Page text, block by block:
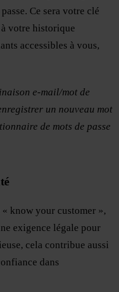
Ce sera votre clé
votre historique
accessibles à vous,
e-mail/mot de
un nouveau mot
de mots de passe
« know your customer »,
exigence légale pour
cela contribue aussi
dans